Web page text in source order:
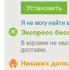
Я не могу найти
Экспресс
В корзине не
доставки
Никаких